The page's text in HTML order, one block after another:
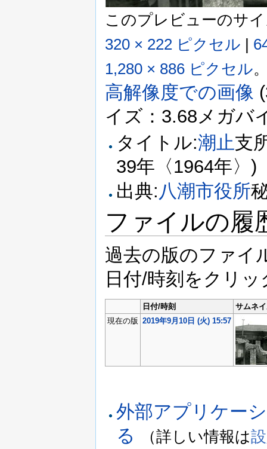
このプレビューのサ
320 × 222 ピクセル |
1,280 × 886 ピクセル
高解像度での画像
イズ：3.68メガバ
タイトル:潮止支
39年〈1964年〉)
出典: 八潮市役所
ファイルの履
過去の版のファイ
日付/時刻をクリ
日付/時刻
サムネ
現在の版 2019年9月10日 (火) 15:57
外部アプリケー
る
（詳しい情報は